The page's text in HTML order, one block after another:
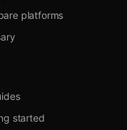
platforms
started